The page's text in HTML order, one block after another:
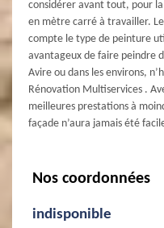
considérer avant tout, pour
en mètre carré à travailler.
compte le type de peinture
avantageux de faire peindre
Avire ou dans les environs,
Rénovation Multiservices .
meilleures prestations à
façade n’aura jamais été
Nos coordonnées
indisponible